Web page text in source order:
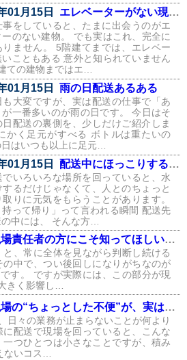
01月15日 エレベーターがない現場あるある（配送員の本音つき）
事をしていると、たまに出会うのがエ
ーのない建物。 でも実はこれ、完全に
りません。 5階建てまでは、エレベー
いこともある 意外と知られていません
ての建物まではエ…
01月15日 雨の日配送あるある
も大変ですが、実は配送の仕事で「あ
が一番多いのが雨の日です。 今日はそ
日配送の裏側を、少しだけご紹介しま
かく足元がすべる ボトルは重たいの
はいつも以上に足元…
01月15日 配送中にほっこりする瞬間が、実はたくさんあります
でいろいろな場所を回っていると、水
するだけじゃなくて、人とのちょっと
取りに元気をもらうことがあります。
持って帰り」って言われる瞬間 配送先
中には、 そんな方…
任者の方にこそ知ってほしい、飲料環境が現場に与える影響
、常に全体を見ながら判断し続ける
の中で、つい後回しになりがちなのが
す。 ですが実際には、この部分が現
きく影響し…
の“ちょっとした不便”が、実はコストになっている話
日々の業務が止まらないことが何より
配送で現場を回っていると、こんな
つひとつは小さなことですが、積み
ないコス…